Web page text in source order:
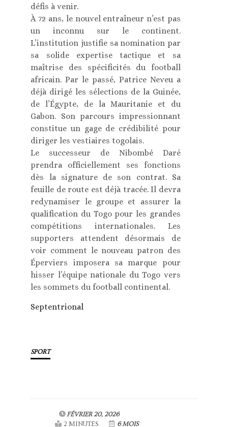
défis à venir.
À 72 ans, le nouvel entraîneur n’est pas
un inconnu sur le continent.
L’institution justifie sa nomination par
sa solide expertise tactique et sa
maîtrise des spécificités du football
africain. Par le passé, Patrice Neveu a
déjà dirigé les sélections de la Guinée,
de l’Égypte, de la Mauritanie et du
Gabon. Son parcours impressionnant
constitue un gage de crédibilité pour
diriger les vestiaires togolais.
Le successeur de Nibombé Daré
prendra officiellement ses fonctions
dès la signature de son contrat. Sa
feuille de route est déjà tracée. Il devra
redynamiser le groupe et assurer la
qualification du Togo pour les grandes
compétitions internationales. Les
supporters attendent désormais de
voir comment le nouveau patron des
Éperviers imposera sa marque pour
hisser l’équipe nationale du Togo vers
les sommets du football continental.
Septentrional
SPORT
FÉVRIER 20, 2026
2 MINUTES
6 MOIS